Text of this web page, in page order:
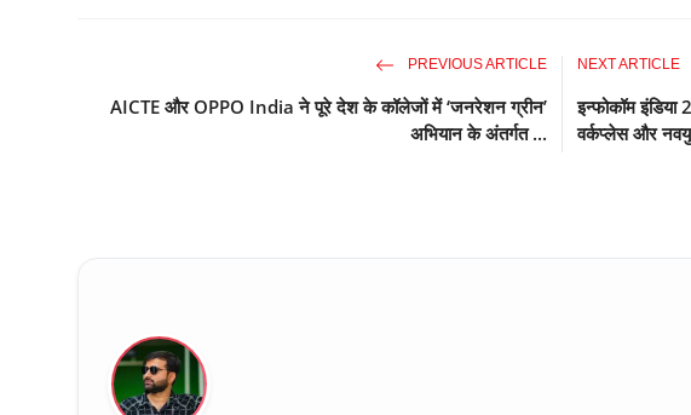
PREVIOUS ARTICLE
AICTE और OPPO India ने पूरे देश के कॉलेजों में ‘जनरेशन ग्रीन’
अभियान के अंतर्गत ...
NEXT ARTICLE
इन्फोकॉम
वर्कप्लेस और